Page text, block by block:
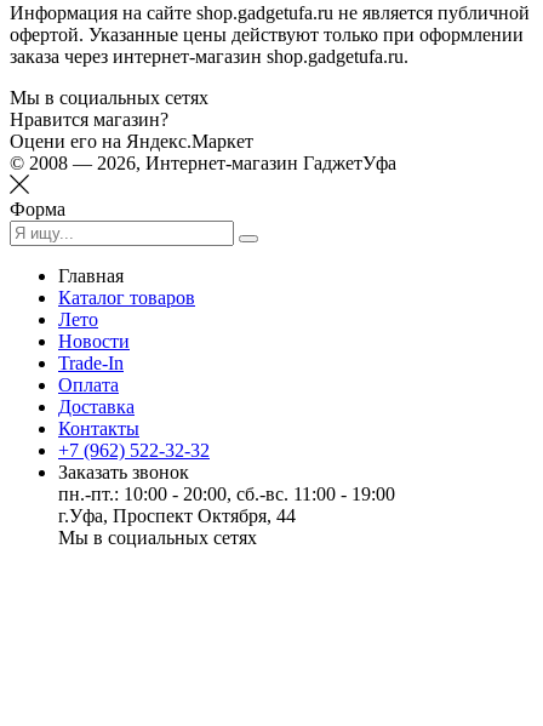
Информация на сайте shop.gadgetufa.ru не является публичной
офертой. Указанные цены действуют только при оформлении
заказа через интернет-магазин shop.gadgetufa.ru.
Мы в социальных сетях
Нравится магазин?
Оцени его на Яндекс.Маркет
© 2008 — 2026, Интернет-магазин ГаджетУфа
Форма
Главная
Каталог товаров
Лето
Новости
Trade-In
Оплата
Доставка
Контакты
+7 (962) 522-32-32
Заказать звонок
пн.-пт.: 10:00 - 20:00, сб.-вс. 11:00 - 19:00
г.Уфа, Проспект Октября, 44
Мы в социальных сетях